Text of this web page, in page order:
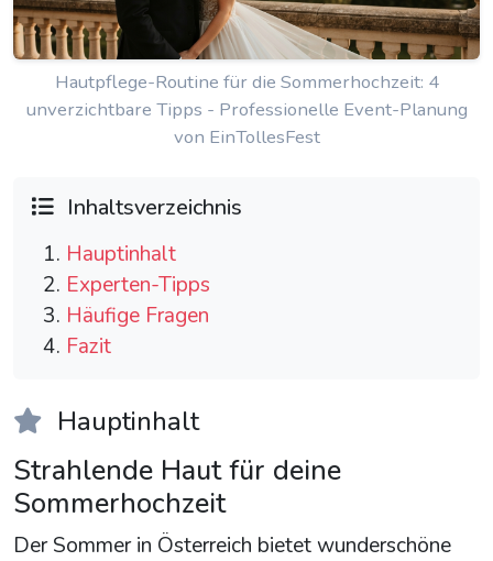
Hautpflege-Routine für die Sommerhochzeit: 4
unverzichtbare Tipps - Professionelle Event-Planung
von EinTollesFest
Inhaltsverzeichnis
Hauptinhalt
Experten-Tipps
Häufige Fragen
Fazit
Hauptinhalt
Strahlende Haut für deine
Sommerhochzeit
Der Sommer in Österreich bietet wunderschöne